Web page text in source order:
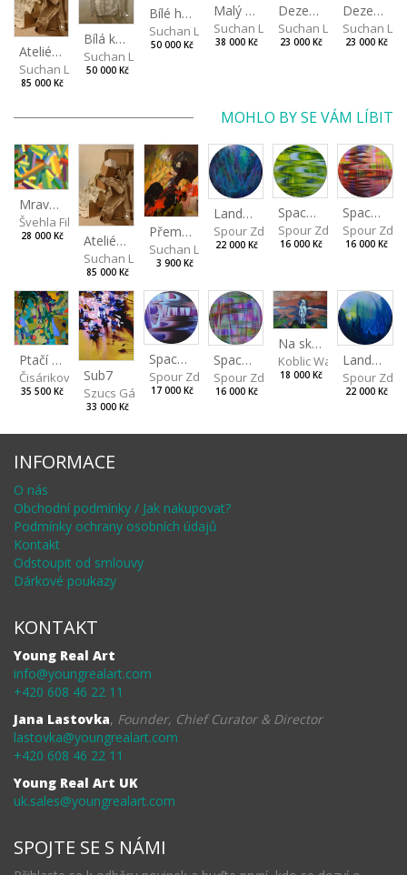
Ateliérové zátiší
Suchan Leoš
85 000 Kč
Bílá košile
Suchan Leoš
50 000 Kč
Bílé hrozny
Suchan Leoš
50 000 Kč
Malý dialog IV
Suchan Leoš
38 000 Kč
Dezerty
Suchan Leoš
23 000 Kč
Dezert a Superman
Suchan
23 000 Kč
MOHLO BY SE VÁM LÍBIT
Mraveniště XI
Švehla Filip
28 000 Kč Ateliérové zátiší
Suchan Leoš
85 000 Kč
Přemalba zátiší XVI
Suchan Leoš
3 900 Kč
Landscape III
Spour Zdeněk
22 000 Kč
Spaces I
Spour Zdeněk
16 000 Kč
Spaces II
Spour
16 000 Kč
Ptačí perspektiva
Čisáriková Táňa
35 500 Kč
Sub7
Szucs Gábor
33 000 Kč
Spaces IV
Spour Zdeněk
17 000 Kč
Spaces III
Spour Zdeněk
16 000 Kč
Na skalách
Koblic Walterová
18 000 Kč
Landscape II
Spour
22 000 Kč
INFORMACE
O nás
Obchodní podmínky / Jak nakupovat?
Podmínky ochrany osobních údajů
Kontakt
Odstoupit od smlouvy
Dárkové poukazy
KONTAKT
Young Real Art
info@youngrealart.com
+420 608 46 22 11
Jana Lastovka, Founder, Chief Curator & Director
lastovka@youngrealart.com
+420 608 46 22 11
Young Real Art UK
uk.sales@youngrealart.com
SPOJTE SE S NÁMI